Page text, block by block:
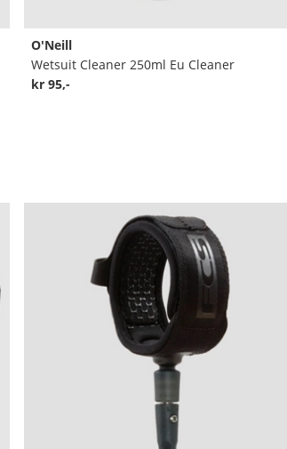
O'Neill
Wetsuit Cleaner 250ml Eu Cleaner
kr 95,-